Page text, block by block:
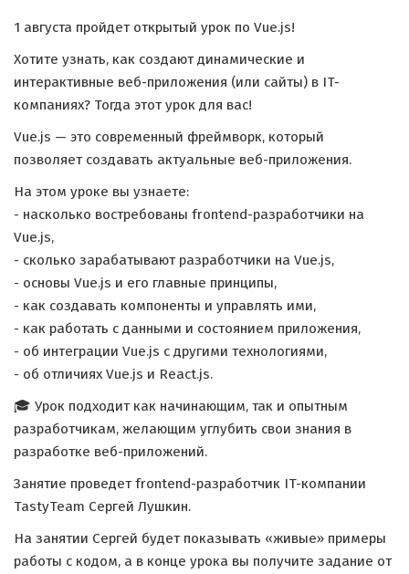
1 августа пройдет открытый урок по Vue.js!
Хотите узнать, как создают динамические и
интерактивные веб-приложения (или сайты) в IT-
компаниях? Тогда этот урок для вас!
Vue.js — это современный фреймворк, который
позволяет создавать актуальные веб-приложения.
На этом уроке вы узнаете:
- насколько востребованы frontend-разработчики на
Vue.js,
- сколько зарабатывают разработчики на Vue.js,
- основы Vue.js и его главные принципы,
- как создавать компоненты и управлять ими,
- как работать с данными и состоянием приложения,
- об интеграции Vue.js с другими технологиями,
- об отличиях Vue.js и React.js.
🎓 Урок подходит как начинающим, так и опытным
разработчикам, желающим углубить свои знания в
разработке веб-приложений.
Занятие проведет frontend-разработчик IT-компании
TastyTeam Сергей Лушкин.
На занятии Сергей будет показывать «живые» примеры
работы с кодом, а в конце урока вы получите задание от